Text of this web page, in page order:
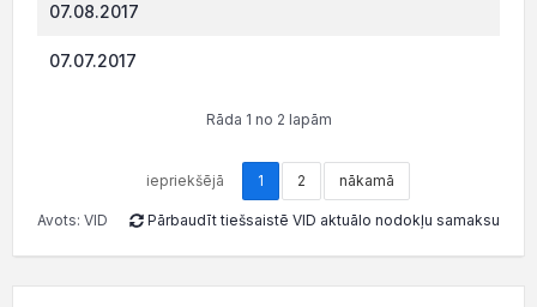
07.08.2017
07.07.2017
Rāda 1 no 2 lapām
iepriekšējā 1 2 nākamā
Avots: VID Pārbaudīt tiešsaistē VID aktuālo nodokļu samaksu